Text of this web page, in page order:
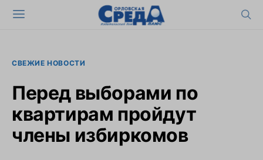
СВЕЖИЕ НОВОСТИ
Перед выборами по
квартирам пройдут
члены избиркомов